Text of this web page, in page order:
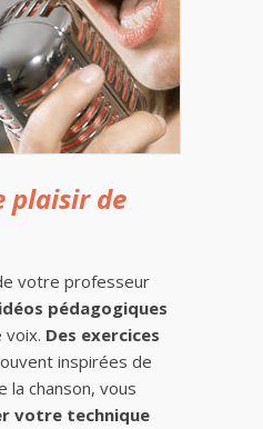
plaisir de
votre professeur
pédagogiques
Des exercices
inspirées de
la chanson, vous
votre technique